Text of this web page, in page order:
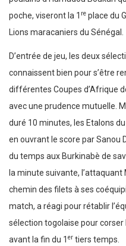
poche, viseront la 1 re place du
Lions maracaniers du Sénégal.
D’entrée de jeu, les deux
connaissent bien pour s’être
différentes Coupes d’Afrique
avec une prudence mutuelle.
duré 10 minutes, les Etalons
en ouvrant le score par Sanou
du temps aux Burkinabè de
la minute suivante,
chemin des filets à ses
match, a réagi pour rétablir
sélection togolaise pour corser
avant la fin du 1 er tiers temps.